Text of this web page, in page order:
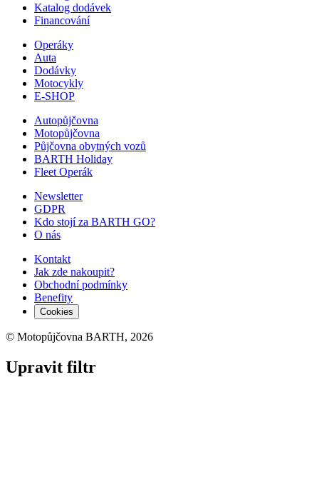
Katalog dodávek
Financování
Operáky
Auta
Dodávky
Motocykly
E-SHOP
Autopůjčovna
Motopůjčovna
Půjčovna obytných vozů
BARTH Holiday
Fleet Operák
Newsletter
GDPR
Kdo stojí za BARTH GO?
O nás
Kontakt
Jak zde nakoupit?
Obchodní podmínky
Benefity
Cookies
© Motopůjčovna BARTH, 2026
Upravit filtr